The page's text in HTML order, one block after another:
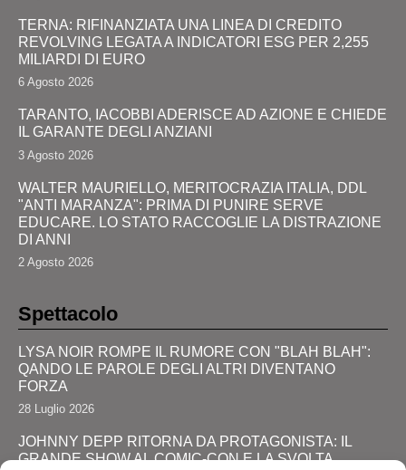
TERNA: RIFINANZIATA UNA LINEA DI CREDITO
REVOLVING LEGATA A INDICATORI ESG PER 2,255
MILIARDI DI EURO
6 Agosto 2026
TARANTO, IACOBBI ADERISCE AD AZIONE E CHIEDE
IL GARANTE DEGLI ANZIANI
3 Agosto 2026
WALTER MAURIELLO, MERITOCRAZIA ITALIA, DDL
"ANTI MARANZA": PRIMA DI PUNIRE SERVE
EDUCARE. LO STATO RACCOGLIE LA DISTRAZIONE
DI ANNI
2 Agosto 2026
Spettacolo
LYSA NOIR ROMPE IL RUMORE CON "BLAH BLAH":
QANDO LE PAROLE DEGLI ALTRI DIVENTANO
FORZA
28 Luglio 2026
JOHNNY DEPP RITORNA DA PROTAGONISTA: IL
GRANDE SHOW AL COMIC-CON E LA SVOLTA